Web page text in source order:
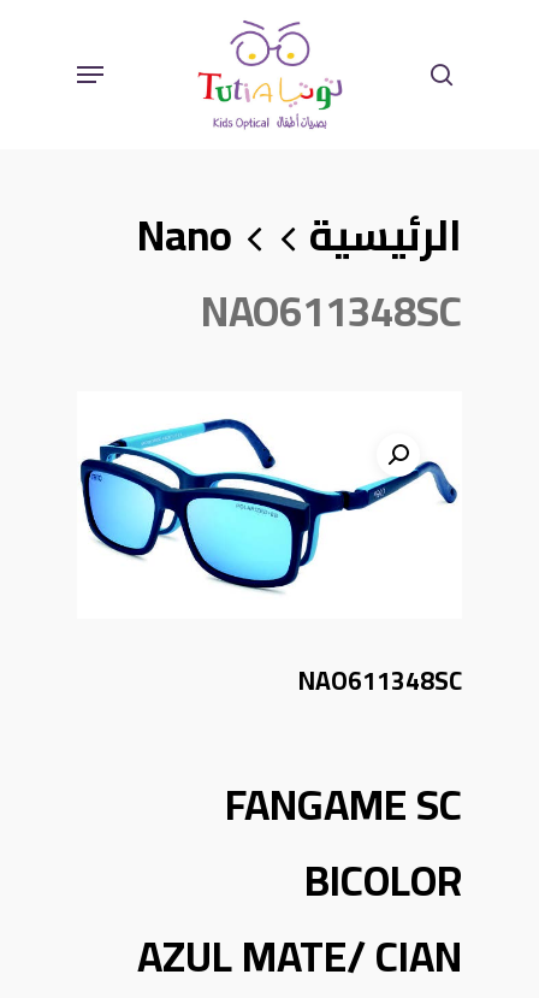
Content
Menu
الرئيسية
Nano
NAO611348SC
NAO611348SC
FANGAME SC
BICOLOR
AZUL MATE/ CIAN